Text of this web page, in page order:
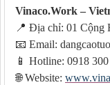
Vinaco.Work –
📍 Địa chỉ: 01 Cộng
📧 Email:
📱 Hotline: 0918 300
🌐Website: